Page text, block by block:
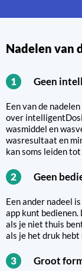
Nadelen
1 Geen
Een van de
over
wasmiddel en
wasresultaat en
kan soms leiden
2 Geen
Een ander nadeel
app kunt
als je niet thuis
als je het druk hebt
3 Groot